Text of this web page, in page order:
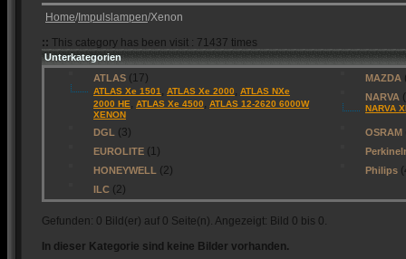
Home/ Impulslampen/Xenon
:: This category has been visit : 71437 times
Unterkategorien
ATLAS (17)
ATLAS Xe 1501 , ATLAS Xe 2000, ATLAS NXe
2000 HE, ATLAS Xe 4500, ATLAS 12-2620 6000W
XENON
DGL (3)
EUROLITE (1)
HONEYWELL (2)
ILC (2)
MAZDA
NARVA
NARVA
OSRAM
Philips
Gefunden: 0 Bild(er) auf 0 Seite(n). Angezeigt: Bild 0 bis 0.
In dieser Kategorie sind keine Bilder vorhanden.